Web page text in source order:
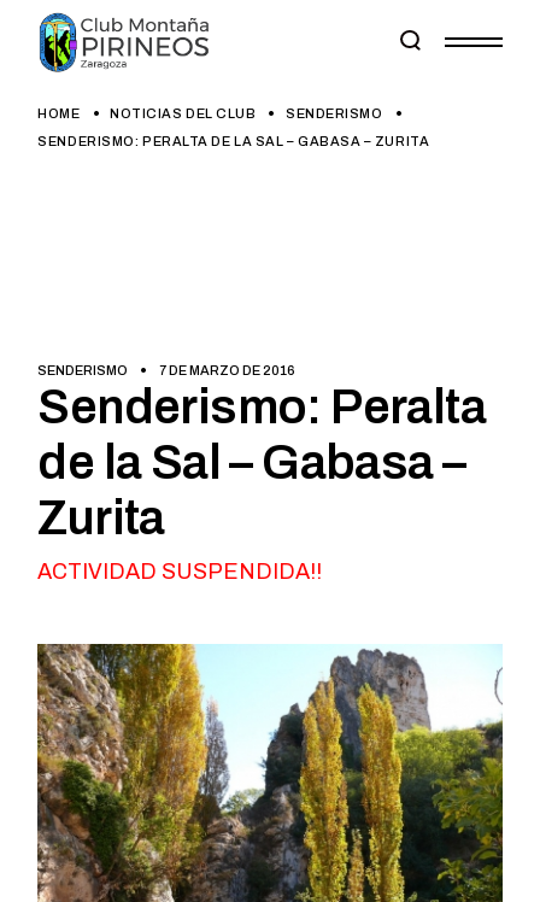
content
HOME NOTICIAS DEL CLUB
SENDERISMO
SENDERISMO: PERALTA DE LA SAL – GABASA – ZURITA
SENDERISMO 7 DE MARZO DE 2016
Senderismo: Peralta
de la Sal – Gabasa –
Zurita
ACTIVIDAD SUSPENDIDA!!